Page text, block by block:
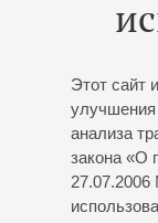
Этот сайт
улучшения
анализа
закона «О
Бенедиктов-
:
№ 3 для
мажор,
струнных и
виолончели,